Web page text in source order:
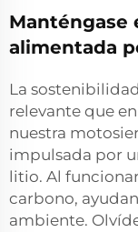
Manténgase
alimentada
La
relevante que
nuestra
impulsada por
litio. Al
carbono,
ambiente.